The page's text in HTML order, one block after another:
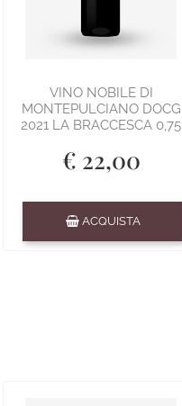
VINO NOBILE DI
MONTEPULCIANO DOCG
2021 LA BRACCESCA 0,75
€ 22,00
ACQUISTA